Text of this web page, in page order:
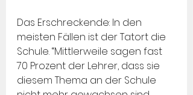
Das Erschreckende: In den
meisten Fällen ist der Tatort die
Schule. “Mittlerweile sagen fast
70 Prozent der Lehrer, dass sie
diesem Thema an der Schule